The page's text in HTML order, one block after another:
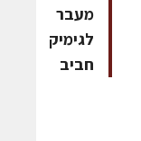
מעבר
לגימיק
חביב